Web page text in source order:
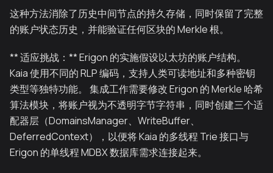
这种方法消除了历史中间节点的持久存储，同时保留了完整
的账户状态历史，并能验证任何区块的 Merkle 根。
** 适应挑战：** Erigon 的实施假设以太坊的账户结构。
Kaia 使用不同的 RLP 编码，支持人类可读地址和多种密钥
类型等独特功能。 集成工作需要修改 Erigon 的 Merkle 哈希
算法模块，将账户视为不透明字节字符串，同时创建三个适
配器层（DomainsManager、WriteBuffer、
DeferredContext），以便将 Kaia 的多线程 Trie 接口与
Erigon 的单线程 MDBX 数据库需求连接起来。